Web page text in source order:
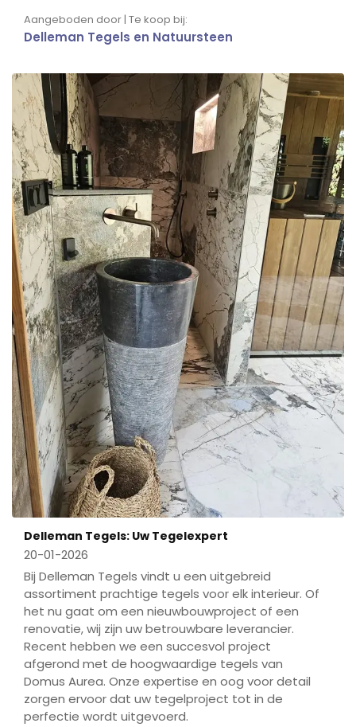
Aangeboden door | Te koop bij:
Delleman Tegels en Natuursteen
Delleman Tegels: Uw Tegelexpert
20-01-2026
Bij Delleman Tegels vindt u een uitgebreid
assortiment prachtige tegels voor elk interieur. Of
het nu gaat om een nieuwbouwproject of een
renovatie, wij zijn uw betrouwbare leverancier.
Recent hebben we een succesvol project
afgerond met de hoogwaardige tegels van
Domus Aurea. Onze expertise en oog voor detail
zorgen ervoor dat uw tegelproject tot in de
perfectie wordt uitgevoerd.